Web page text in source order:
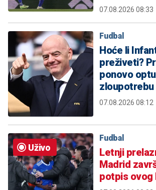
07.08.2026 08:33
Fudbal
Hoće li
preživeti?
ponovo
zloupotrebu
07.08.2026 08:12
Uživo
Fudbal
Letnji
Madrid
potpis ovog